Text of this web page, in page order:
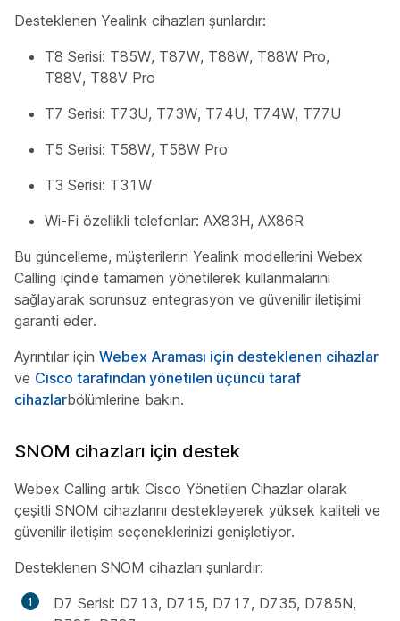
Desteklenen Yealink cihazları şunlardır:
T8 Serisi: T85W, T87W, T88W, T88W Pro,
T88V, T88V Pro
T7 Serisi: T73U, T73W, T74U, T74W, T77U
T5 Serisi: T58W, T58W Pro
T3 Serisi: T31W
Wi-Fi özellikli telefonlar: AX83H, AX86R
Bu güncelleme, müşterilerin Yealink modellerini Webex
Calling içinde tamamen yönetilerek kullanmalarını
sağlayarak sorunsuz entegrasyon ve güvenilir iletişimi
garanti eder.
Ayrıntılar için Webex Araması için desteklenen cihazlar
ve Cisco tarafından yönetilen üçüncü taraf
cihazlarbölümlerine bakın.
SNOM cihazları için destek
Webex Calling artık Cisco Yönetilen Cihazlar olarak
çeşitli SNOM cihazlarını destekleyerek yüksek kaliteli ve
güvenilir iletişim seçeneklerinizi genişletiyor.
Desteklenen SNOM cihazları şunlardır:
D7 Serisi: D713, D715, D717, D735, D785N,